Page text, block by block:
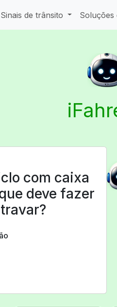
Sinais de trânsito Soluções
com caixa
deve fazer